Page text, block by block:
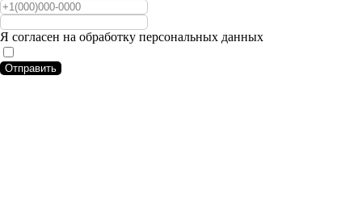
Я согласен на обработку персональных данных
Отправить